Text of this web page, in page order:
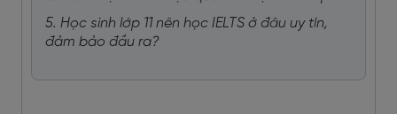
5. Học sinh lớp 11 nên học IELTS ở đâu uy tín,
đảm bảo đầu ra?